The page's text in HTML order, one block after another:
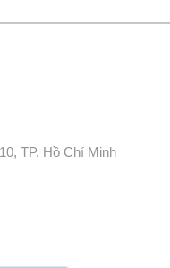
TP. Hồ Chí Minh